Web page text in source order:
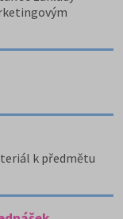
k předmětu